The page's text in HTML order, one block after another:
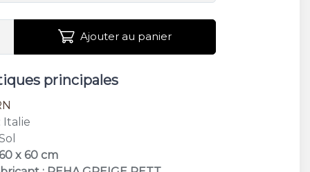
Ajouter au panier
principales
: Italie
x 60 cm